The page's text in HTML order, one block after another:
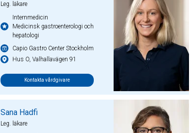
Leg. läkare
Internmedicin
Medicinsk gastroenterologi och
hepatologi
Capio Gastro Center Stockholm
Hus O, Valhallavägen 91
Kontakta vårdgivare
Sana Hadfi
Leg. läkare